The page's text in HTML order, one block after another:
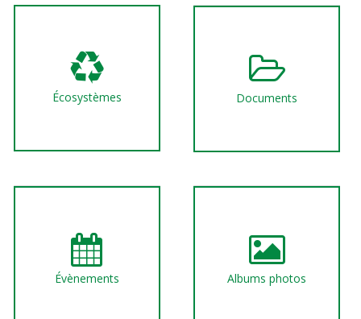
Écosystèmes Documents
Évènements Albums photos